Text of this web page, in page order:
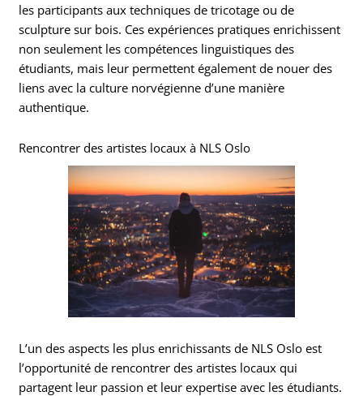
les participants aux techniques de tricotage ou de
sculpture sur bois. Ces expériences pratiques enrichissent
non seulement les compétences linguistiques des
étudiants, mais leur permettent également de nouer des
liens avec la culture norvégienne d’une manière
authentique.
Rencontrer des artistes locaux à NLS Oslo
L’un des aspects les plus enrichissants de NLS Oslo est
l’opportunité de rencontrer des artistes locaux qui
partagent leur passion et leur expertise avec les étudiants.